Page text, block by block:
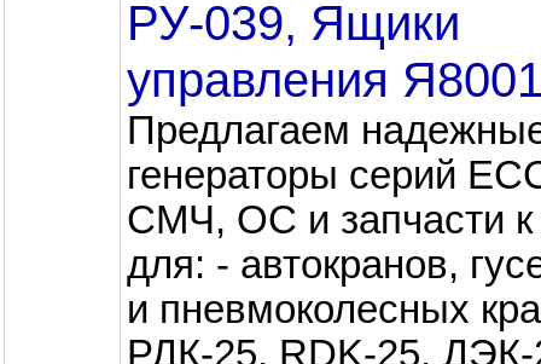
РУ-039, Ящики
управления
Предлагаем
генераторы серий
СМЧ, ОС и запчасти
для: - автокранов,
и пневмоколесных
РДК-25, RDK-25, ДЭК-